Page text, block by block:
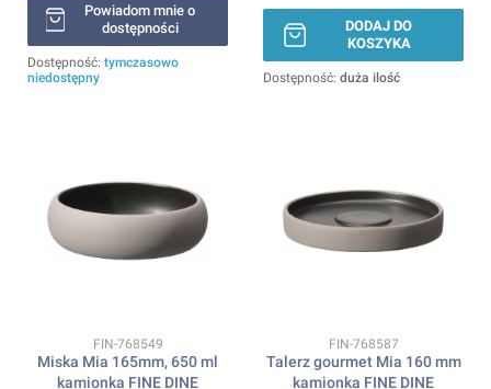
Powiadom mnie o
dostępności
Dostępność: tymczasowo
niedostępny
DODAJ DO
KOSZYKA
Dostępność: duża ilość
Kod produktu
FIN-768549
Miska Mia 165mm, 650 ml
kamionka FINE DINE
Kod produktu
FIN-768587
Talerz gourmet Mia 160 mm
kamionka FINE DINE